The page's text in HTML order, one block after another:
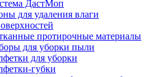
ДастМоп
для удаления влаги
протирочные материалы
для уборки пыли
для уборки
губки